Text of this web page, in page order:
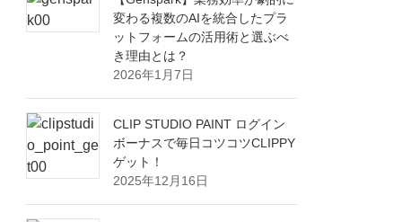
変わる複数のAIを統合したプラ
ットフォームの活用術と選ぶべ
き理由とは？
2026年1月7日
CLIP STUDIO PAINT ログイン
ボーナスで毎日コツコツCLIPPY
ゲット！
2025年12月16日